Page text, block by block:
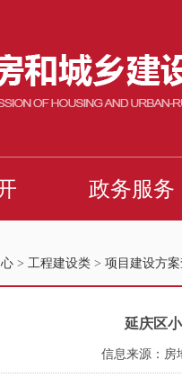
> 工程建设类 > 项目建设方
延庆区
信息来源：房